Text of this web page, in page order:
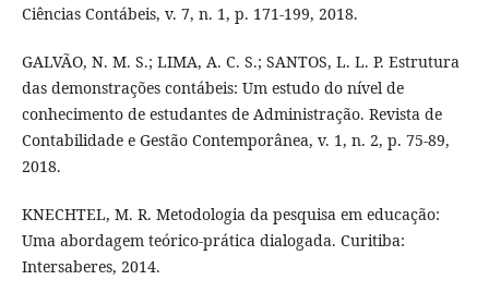
Ciências Contábeis, v. 7, n. 1, p. 171-199, 2018.
GALVÃO, N. M. S.; LIMA, A. C. S.; SANTOS, L. L. P. Estrutura
das demonstrações contábeis: Um estudo do nível de
conhecimento de estudantes de Administração. Revista de
Contabilidade e Gestão Contemporânea, v. 1, n. 2, p. 75-89,
2018.
KNECHTEL, M. R. Metodologia da pesquisa em educação:
Uma abordagem teórico-prática dialogada. Curitiba:
Intersaberes, 2014.